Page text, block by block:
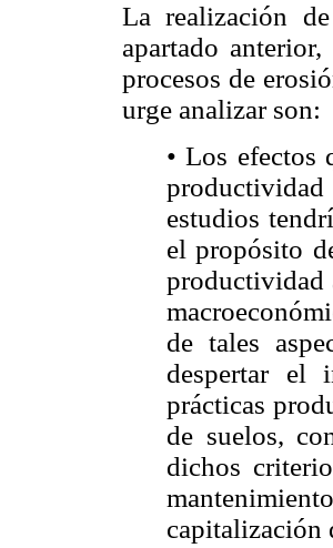
La realización
apartado
procesos de
urge analizar son:
• Los efectos
estudios
el propósito
productividad
de tales
despertar el
prácticas
de suelos,
dichos
capitalización